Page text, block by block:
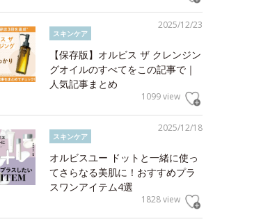
2025/12/23
スキンケア
【保存版】オルビス ザ クレンジン
グオイルのすべてをこの記事で｜
人気記事まとめ
1099 view
2025/12/18
スキンケア
オルビスユー ドットと一緒に使っ
てさらなる美肌に！おすすめプラ
スワンアイテム4選
1828 view